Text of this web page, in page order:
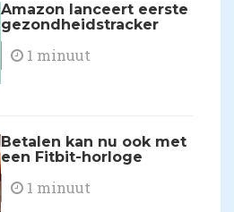
Amazon lanceert eerste
gezondheidstracker
1 minuut
Betalen kan nu ook met
een Fitbit-horloge
1 minuut